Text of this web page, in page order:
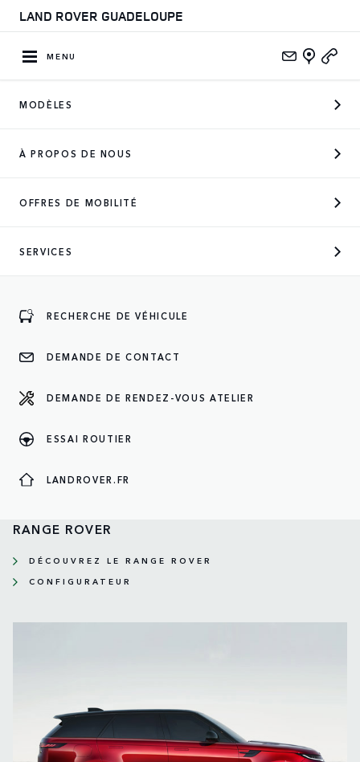
LAND ROVER GUADELOUPE
MENU
MODÈLES
À PROPOS DE NOUS
OFFRES DE MOBILITÉ
SERVICES
RECHERCHE DE VÉHICULE
DEMANDE DE CONTACT
DEMANDE DE RENDEZ-VOUS ATELIER
ESSAI ROUTIER
LANDROVER.FR
RANGE ROVER
DÉCOUVREZ LE RANGE ROVER
CONFIGURATEUR